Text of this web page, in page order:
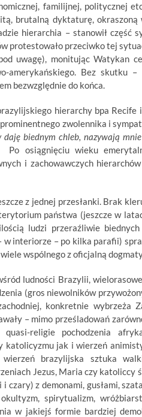
familijnej, politycznej
brutalną dyktaturę,
hierarchia – stanowił część
protestowało przeciwko tej
uwagę), monitując Watykan
amerykańskiego. Bez
bezwzględnie do końca.
hierarchy bpa Recife
zwolennika i
daję biednym chleb, nazywają
Po osiągnięciu wieku
i zachowawczych
z jednej przesłanki. Brak
państwa (jeszcze w
ludzi przeraźliwie
w interiorze – po kilka parafii)
wspólnego z oficjalną
ludności Brazylii,
(gros niewolników
konkretnie wybrzeża
– mimo prześladowań
religie pochodzenia
jak i wierzeń
brazylijska sztuka
Jezus, Maria czy katoliccy
czary) z demonami, gusłami,
spirytualizm,
w jakiejś formie bardziej